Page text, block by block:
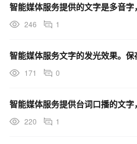
246 1
171 0
220 1